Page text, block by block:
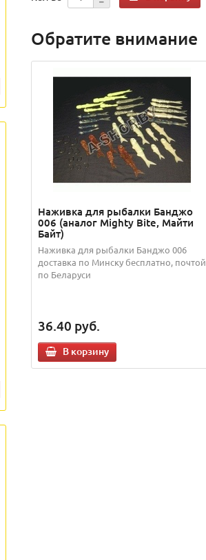
Обратите внимание
Наживка для рыбалки Банджо
006 (аналог Mighty Bite, Майти
Байт)
Наживка для рыбалки Банджо 006
доставка по Минску бесплатно, почтой
по Беларуси
36.40 руб.
В корзину